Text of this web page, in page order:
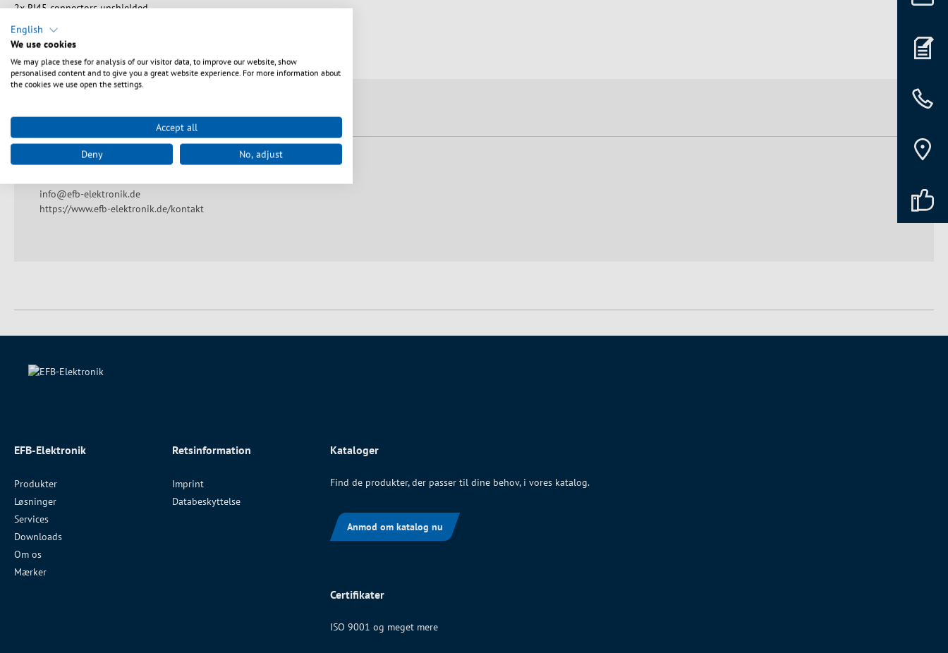
2x RJ45 connectors unshielded
Allocation: 1:1
Plastic housing
Producentangivelse
EFB-Elektronik GmbH
Striegauer Straße 1
info@efb-elektronik.de
https://www.efb-elektronik.de/kontakt
EFB-Elektronik
Produkter
Løsninger
Services
Downloads
Om os
Mærker
Retsinformation
Imprint
Databeskyttelse
Kataloger
Find de produkter, der passer til dine behov, i vores katalog.
Anmod om katalog nu
Certifikater
ISO 9001 og meget mere
English
We use cookies
We may place these for analysis of our visitor data, to improve our website, show
personalised content and to give you a great website experience. For more information about
the cookies we use open the settings.
Accept all
Deny No, adjust